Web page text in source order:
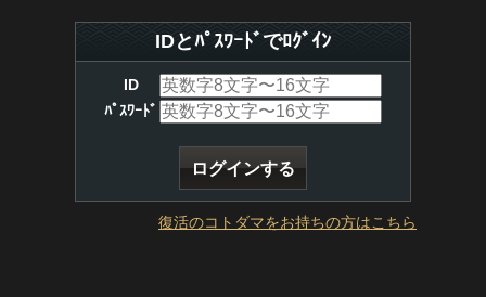
IDとﾊﾟｽﾜｰﾄﾞでﾛｸﾞｲﾝ
ID
ﾊﾟｽﾜｰﾄﾞ
復活のコトダマをお持ちの方はこちら